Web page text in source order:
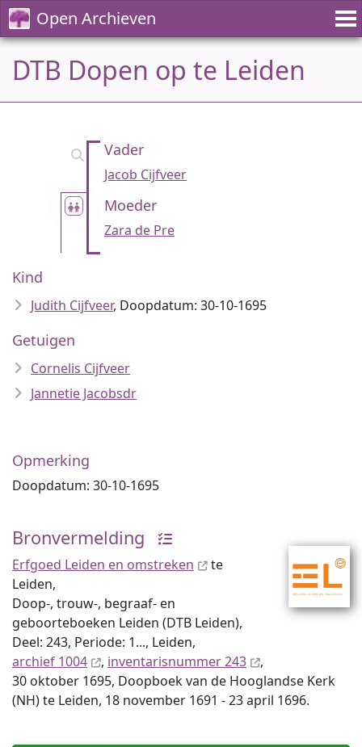
Open Archieven
DTB Dopen op te Leiden
Vader
Jacob Cijfveer
Moeder
Zara de Pre
Kind
Judith Cijfveer, Doopdatum: 30-10-1695
Getuigen
Cornelis Cijfveer
Jannetie Jacobsdr
Opmerking
Doopdatum: 30-10-1695
Bronvermelding
Erfgoed Leiden en omstreken
te
Leiden,
Doop-, trouw-, begraaf- en
geboorteboeken Leiden (DTB Leiden),
Deel: 243, Periode: 1..., Leiden,
archief 1004
, inventaris­num­mer 243
,
30 oktober 1695, Doopboek van de Hooglandse Kerk
(NH) te Leiden, 18 november 1691 - 23 april 1696.